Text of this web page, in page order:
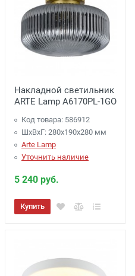
Накладной светильник
ARTE Lamp A6170PL-1GO
Код товара: 586912
ШхВхГ: 280x190x280 мм
Arte Lamp
Уточнить наличие
5 240 руб.
Купить